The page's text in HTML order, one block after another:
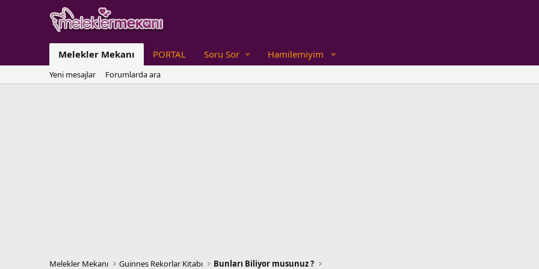
Melekler Mekanı PORTAL Soru Sor Hamilemiyim
Yeni mesajlar Forumlarda ara
Melekler Mekanı Guinnes Rekorlar Kitabı Bunları Biliyor musunuz ?